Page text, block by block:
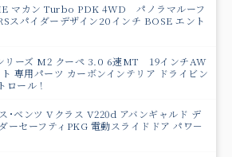
マカン Turbo PDK 4WD パノラマルーフ
スパイダーデザイン20インチ BOSE エント
リーズ M2 クーペ 3.0 6速MT 19インチAW
専用パーツ カーボンインテリア ドライビン
ロール！
･ベンツ Vクラス V220d アバンギャルド デ
セーフティPKG 電動スライドドア パワ－